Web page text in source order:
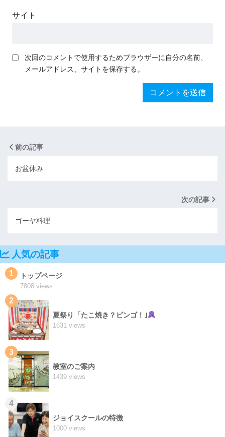
サイト
次回のコメントで使用するためブラウザーに自分の名前、
メールアドレス、サイトを保存する。
前の記事
お盆休み
次の記事
ゴーヤ料理
人気の記事
1 トップページ
7808 views
2
夏祭り「たこ焼き？ビンゴ！｣
1631 views
3
教室のご案内
1439 views
4
ジョイスクールの特徴
1000 views